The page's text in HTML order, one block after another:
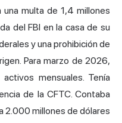
multa de 1,4 millones
del FBI en la casa de su
y una prohibición de
Para marzo de 2026,
mensuales. Tenía
de la CFTC. Contaba
2.000 millones de dólares